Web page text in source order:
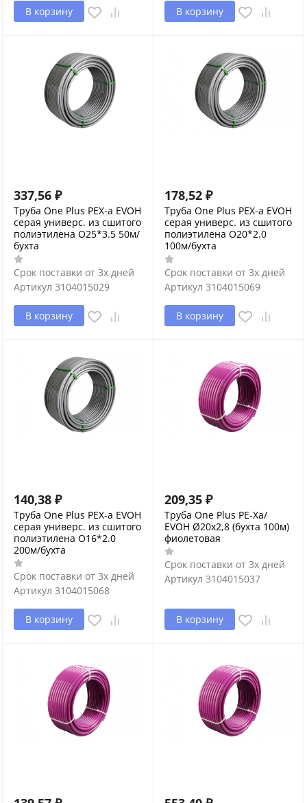
В корзину В корзину
337,56 ₽
Труба One Plus PEX-a EVOH
серая универс. из сшитого
полиэтилена O25*3.5 50м/
бухта
Срок поставки от 3х дней
Артикул 3104015029
В корзину
178,52 ₽
Труба One Plus PEX-a EVOH
серая универс. из сшитого
полиэтилена O20*2.0
100м/бухта
Срок поставки от 3х дней
Артикул 3104015069
В корзину
140,38 ₽
Труба One Plus PEX-a EVOH
серая универс. из сшитого
полиэтилена O16*2.0
200м/бухта
Срок поставки от 3х дней
Артикул 3104015068
В корзину
209,35 ₽
Труба One Plus PE-Xa/
EVOH Ø20х2,8 (бухта 100м)
фиолетовая
Срок поставки от 3х дней
Артикул 3104015037
В корзину